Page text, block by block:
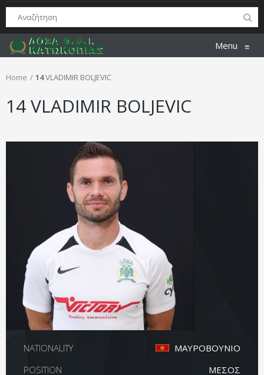
Menu ≡
Home 14VLADIMIR BOLJEVIC
14VLADIMIR BOLJEVIC
NATIONALITY
ΜΑΥΡΟΒΟΥΝΙΟ
POSITION
ΜΕΣΟΣ